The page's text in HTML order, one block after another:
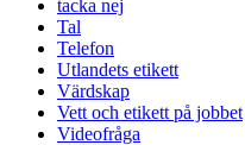
tacka nej
Tal
Telefon
Utlandets etikett
Värdskap
Vett och etikett på jobbet
Videofråga